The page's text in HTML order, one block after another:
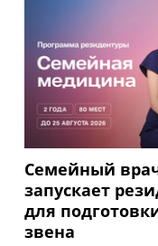
Семейный
запускает
для
звена